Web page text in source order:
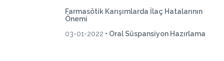
Farmasötik Karışımlarda İlaç Hatalarının
Önemi
03-01-2022 • Oral Süspansiyon Hazırlama